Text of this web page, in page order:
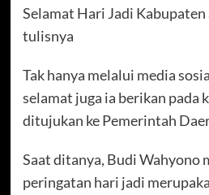
Selamat Hari Jadi Kabupaten
tulisnya
Tak hanya melalui media
selamat juga ia berikan pada
ditujukan ke Pemerintah
Saat ditanya, Budi Wahyono
peringatan hari jadi